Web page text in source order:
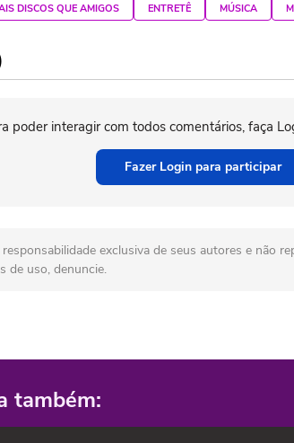
DISCOS QUE AMIGOS ENTRETÊ MÚSICA
poder interagir com todos comentários, faça
Fazer Login para participar
exclusiva de seus autores e não
de uso, denuncie.
também: